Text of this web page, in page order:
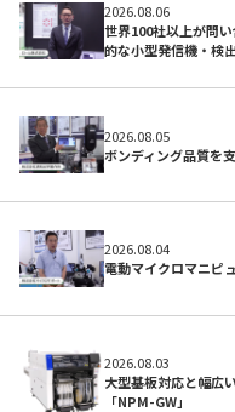
2026.08.06
世界100社以上が問
的な小型発信機・検
2026.08.05
ボンディング品質を
2026.08.04
電動マイクロマニピ
2026.08.03
大型基板対応と幅広
「NPM-GW」